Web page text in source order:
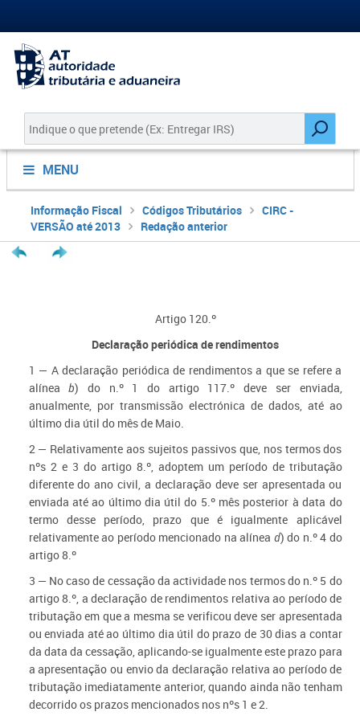
MENU
Informação Fiscal Códigos Tributários
CIRC -
VERSÃO até 2013
Redação anterior
Artigo 120.º
Declaração periódica de rendimentos
1 — A declaração periódica de rendimentos a que se refere a
alíneab) do n.º 1 do artigo 117.º deve ser enviada,
anualmente, por transmissão electrónica de dados, até ao
último dia útil do mês de Maio.
2 — Relativamente aos sujeitos passivos que, nos termos dos
nºs 2 e 3 do artigo 8.º, adoptem um período de tributação
diferente do ano civil, a declaração deve ser apresentada ou
enviada até ao último dia útil do 5.º mês posterior à data do
termo desse período, prazo que é igualmente aplicável
relativamente ao período mencionado na alínea d) do n.º 4 do
artigo 8.º
3 — No caso de cessação da actividade nos termos do n.º 5 do
artigo 8.º, a declaração de rendimentos relativa ao período de
tributação em que a mesma se verificou deve ser apresentada
ou enviada até ao último dia útil do prazo de 30 dias a contar
da data da cessação, aplicando-se igualmente este prazo para
a apresentação ou envio da declaração relativa ao período de
tributação imediatamente anterior, quando ainda não tenham
decorrido os prazos mencionados nos nºs 1 e 2.